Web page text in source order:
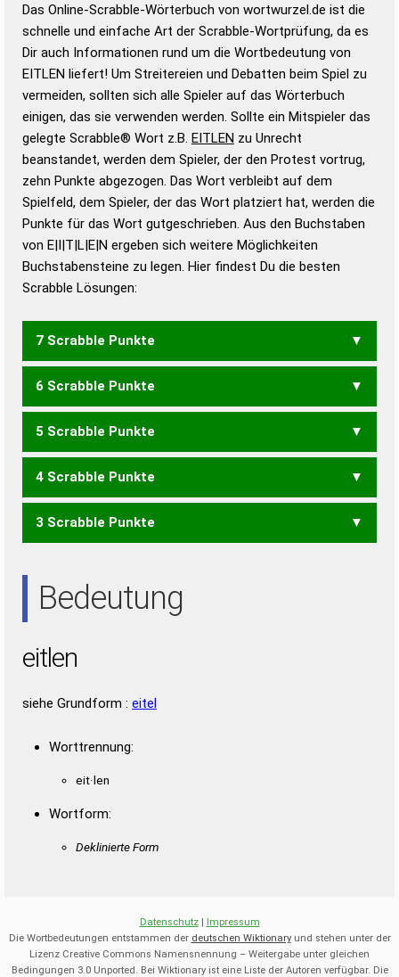
Wortwurzel liefert mit Hilfe eines semantischen
Wortanalyse-Algorithmus gute Anhaltspunkte zu
Wortbedeutung, Worttrennung und Wortform, um die
Gültigkeit eines Wortes für das Scrabble-Spiel zu
bestimmen!
zugelassene Turnier Scrabble-
Wörterbücher sind:
Duden – Standardwerk in 12 Bänden
Duden – Richtiges und gutes
Deutsch
Duden – Die deutsche Grammatik
Duden – Deutsches
Das Online-Scrabble-Wörterbuch von wortwurzel.de ist die
schnelle und einfache Art der Scrabble-Wortprüfung, da es
Dir auch Informationen rund um die Wortbedeutung von
EITLEN liefert! Um Streitereien und Debatten beim Spiel zu
vermeiden, sollten sich alle Spieler auf das Wörterbuch
einigen, das sie verwenden werden. Sollte ein Mitspieler das
gelegte Scrabble® Wort z.B. EITLEN zu Unrecht
beanstandet, werden dem Spieler, der den Protest vortrug,
zehn Punkte abgezogen. Das Wort verbleibt auf dem
Spielfeld, dem Spieler, der das Wort platziert hat, werden die
Punkte für das Wort gutgeschrieben. Aus den Buchstaben
von E|I|T|L|E|N ergeben sich weitere Möglichkeiten
Buchstabensteine zu legen. Hier findest Du die besten
Scrabble Lösungen:
7 Scrabble Punkte
EILTEN EINTEL ELITEN
LEITEN
TEILEN
6 Scrabble Punkte
EILEN EILET EILTE EITEL
LEINT LEITE TEILE
5 Scrabble Punkte
EILE EILT ELEN LEIN
EINTE
NIETE
4 Scrabble Punkte
EIL LEE LEI LET EINE
3 Scrabble Punkte
Bedeutung
eitlen
siehe Grundform : eitel
Worttrennung:
eit·len
Wortform:
Deklinierte Form
Datenschutz| Impressum
Die Wortbedeutungen entstammen der deutschen Wiktionaryund stehen unter der
Lizenz Creative Commons Namensnennung – Weitergabe unter gleichen
Bedingungen 3.0 Unported. Bei Wiktionary ist eine Liste der Autoren verfügbar. Die